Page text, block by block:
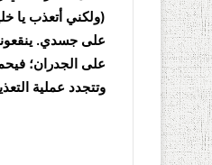
(ولكني أتعذب يا
على جسدي.
على الجدران؛
وتتجدد عملية